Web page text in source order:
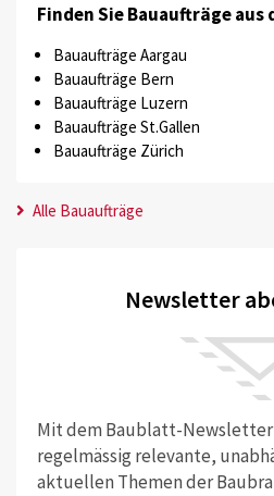
Finden Sie Bauaufträge aus
Bauaufträge Aargau
Bauaufträge Bern
Bauaufträge Luzern
Bauaufträge St.Gallen
Bauaufträge Zürich
Alle Bauaufträge
Newsletter
Mit dem Baublatt-
regelmässig relevante,
aktuellen Themen der